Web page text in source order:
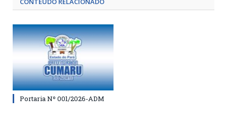
Portaria Nº 001/2026-ADM